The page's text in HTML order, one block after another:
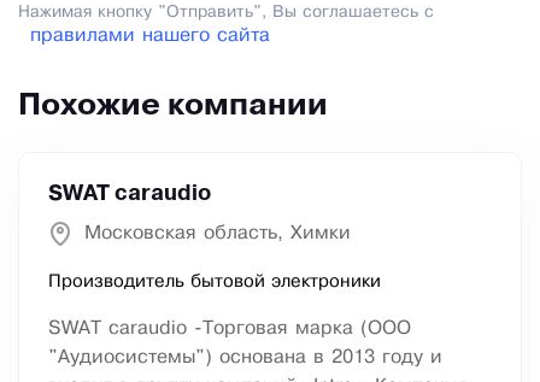
Нажимая кнопку "Отправить", Вы соглашаетесь с
правилами нашего сайта
Похожие компании
SWAT caraudio
Московская область, Химки
Производитель бытовой электроники
SWAT caraudio -Торговая марка (ООО
"Аудиосистемы") основана в 2013 году и